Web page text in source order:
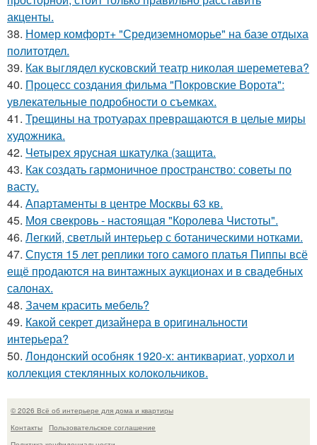
акценты.
38. Номер комфорт+ "Средиземноморье" на базе отдыха
политотдел.
39. Как выглядел кусковский театр николая шереметева?
40. Процесс создания фильма "Покровские Ворота":
увлекательные подробности о съемках.
41. Трещины на тротуарах превращаются в целые миры
художника.
42. Четырех ярусная шкатулка (защита.
43. Как создать гармоничное пространство: советы по
васту.
44. Апартаменты в центре Москвы 63 кв.
45. Моя свекровь - настоящая "Королева Чистоты".
46. Легкий, светлый интерьер с ботаническими нотками.
47. Спустя 15 лет реплики того самого платья Пиппы всё
ещё продаются на винтажных аукционах и в свадебных
салонах.
48. Зачем красить мебель?
49. Какой секрет дизайнера в оригинальности
интерьера?
50. Лондонский особняк 1920-х: антиквариат, уорхол и
коллекция стеклянных колокольчиков.
© 2026 Всё об интерьере для дома и квартиры
Контакты
Пользовательское соглашение